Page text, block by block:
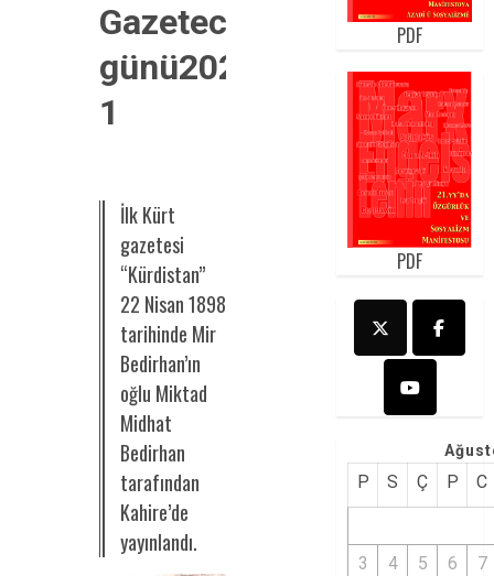
Gazeteciği
günü2022-
1
İlk Kürt
gazetesi
“Kürdistan”
22 Nisan 1898
tarihinde Mir
Bedirhan’ın
oğlu Miktad
Midhat
Bedirhan
tarafından
Kahire’de
yayınlandı.
PDF
PDF
P S Ç P C
3 4 5 6
7